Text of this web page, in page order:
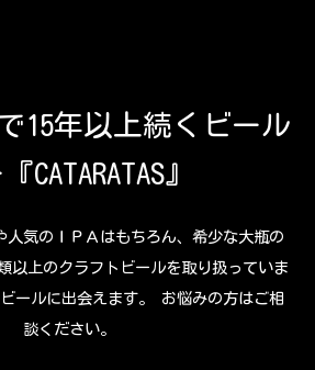
15年以上続くビール
CATARATAS』
人気のＩＰＡはもちろん、希少な大瓶の
以上のクラフトビールを取り扱っていま
ールに出会えます。 お悩みの方はご相
談ください。